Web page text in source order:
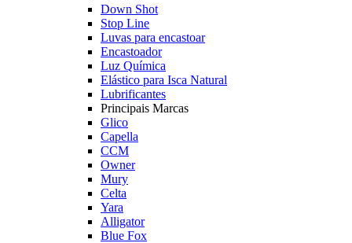
Down Shot
Stop Line
Luvas para encastoar
Encastoador
Luz Química
Elástico para Isca Natural
Lubrificantes
Principais Marcas
Glico
Capella
CCM
Owner
Mury
Celta
Yara
Alligator
Blue Fox